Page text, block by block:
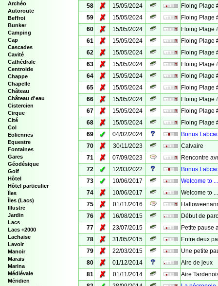
Archéo
Autoroute
Beffroi
Bunker
Camping
Cap
Cascades
Cavité
Cathédrale
Centroide
Chappe
Chapelle
Château
Château d'eau
Cistercien
Cirque
Cité
Col
Eoliennes
Equestre
Fontaines
Gares
Géodésique
Golf
Hôtel
Hôtel particulier
Îles
Îles (Lacs)
Illustre
Jardin
Lacs
Lacs +2000
Lachaise
Lavoir
Manoir
Marais
Marina
Médiévale
Méridien
58
✗ 15/05/2024
Floing Plage
59
✗ 15/05/2024
Floing Plage
60
✗ 15/05/2024
Floing Plage
61
✗ 15/05/2024
Floing Plage
62
✗ 15/05/2024
Floing Plage
63
✗ 15/05/2024
Floing Plage
64
✗ 15/05/2024
Floing Plage
65
✗ 15/05/2024
Floing Plage
66
✗ 15/05/2024
Floing Plage
67
✗ 15/05/2024
Floing Plage
68
✗ 15/05/2024
Floing Plage
69
✓ 04/02/2024
Bonus
70
✗ 30/11/2023
Calvaire
71
✗ 07/09/2023
Rencontre
72
✓ 12/03/2022
Bonus
73
✓ 10/06/2017
Welcome to
74
✗ 10/06/2017
Welcome to
75
✗ 01/11/2016
76
✗ 16/08/2015
Début de
77
✗ 23/07/2015
Petite pause
78
✗ 31/05/2015
Entre deux
79
✗ 22/03/2015
Une petite
80
✗ 01/12/2014
Aire de jeux
81
✗ 01/11/2014
Aire